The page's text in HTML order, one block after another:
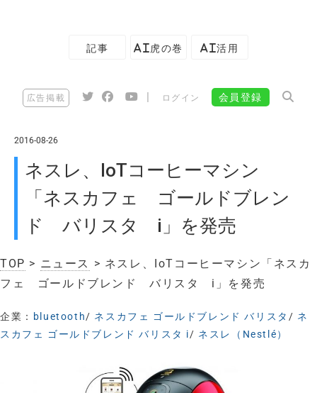
記事 AI虎の巻 AI活用
広告掲載 ログイン 会員登録
2016-08-26
ネスレ、IoTコーヒーマシン
「ネスカフェ ゴールドブレン
ド バリスタ i」を発売
TOP > ニュース > ネスレ、IoTコーヒーマシン「ネスカ
フェ ゴールドブレンド バリスタ i」を発売
企業： bluetooth/ ネスカフェ ゴールドブレンド バリスタ / ネ
スカフェ ゴールドブレンド バリスタ i/ ネスレ（Nestlé）